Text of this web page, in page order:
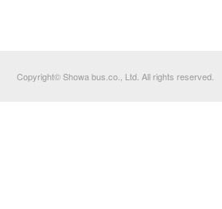
Copyright© Showa bus.co., Ltd. All rights reserved.